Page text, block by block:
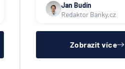
Jan Budín
Redaktor Banky.cz
Zobrazit více